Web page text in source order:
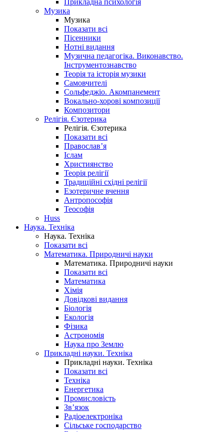
Прикладна психологія
Музика
Музика
Показати всі
Пісенники
Нотні видання
Музична педагогіка. Виконавство.
Інструментознавство
Теорія та історія музики
Самовчителі
Сольфеджіо. Акомпанемент
Вокально-хорові композиції
Композитори
Релігія. Єзотерика
Релігія. Єзотерика
Показати всі
Православ’я
Іслам
Християнство
Теорія релігії
Традиційні східні релігії
Езотеричне вчення
Антропософія
Теософія
Huss
Наука. Техніка
Наука. Техніка
Показати всі
Математика. Природничі науки
Математика. Природничі науки
Показати всі
Математика
Хімія
Довідкові видання
Біологія
Екологія
Фізика
Астрономія
Наука про Землю
Прикладні науки. Техніка
Прикладні науки. Техніка
Показати всі
Техніка
Енергетика
Промисловість
Зв’язок
Радіоелектроніка
Сільське господарство